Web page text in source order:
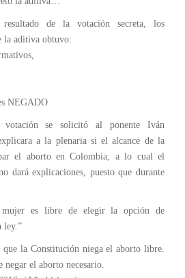
de la votación secreta, los
la aditiva obtuvo:
NEGADO
votación se solicitó al ponente Iván
a la plenaria si el alcance de la
el aborto en Colombia, a lo cual el
dará explicaciones, puesto que durante
es libre de elegir la opción de
ley.”
la Constitución niega el aborto libre.
negar el aborto necesario.